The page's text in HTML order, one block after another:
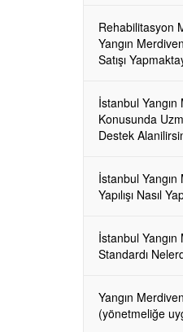
Rehabilitasyon
Yangın
Satışı
İstanbul
Konusunda
Destek
İstanbul
Yapılışı Nasıl
İstanbul
Standardı
Yangın
(yönetmeliğe